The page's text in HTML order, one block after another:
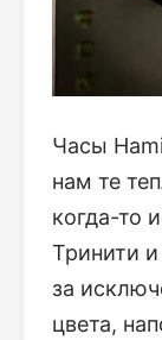
Часы
нам те
когда-то
Тринити
за
цвета,